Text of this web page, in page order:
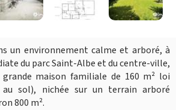
un environnement calme et arboré, à
du parc Saint-Albe et du centre-ville,
maison familiale de 160 m² loi
au sol), nichée sur un terrain arboré
800 m².